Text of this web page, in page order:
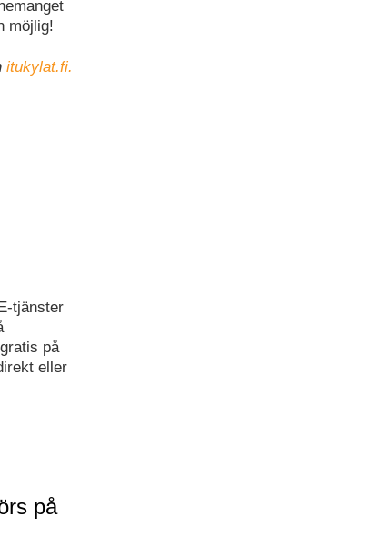
möjlig!
itukylat.fi.
tjänster
på
eller
på